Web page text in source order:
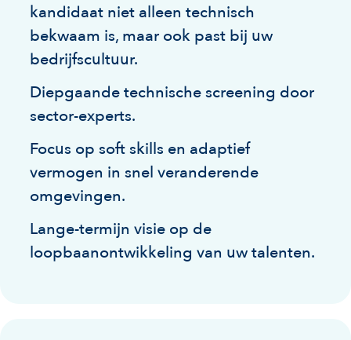
kandidaat niet alleen technisch
bekwaam is, maar ook past bij uw
bedrijfscultuur.
Diepgaande technische screening door
sector-experts.
Focus op soft skills en adaptief
vermogen in snel veranderende
omgevingen.
Lange-termijn visie op de
loopbaanontwikkeling van uw talenten.